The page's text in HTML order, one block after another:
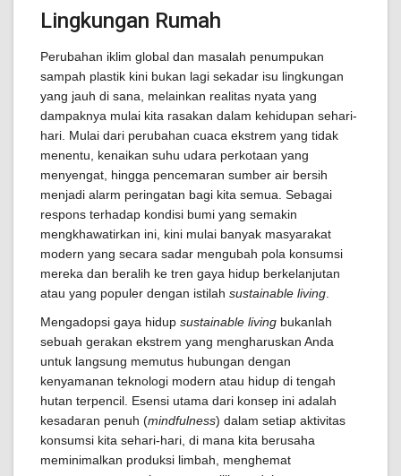
Lingkungan Rumah
Perubahan iklim global dan masalah penumpukan
sampah plastik kini bukan lagi sekadar isu lingkungan
yang jauh di sana, melainkan realitas nyata yang
dampaknya mulai kita rasakan dalam kehidupan sehari-
hari. Mulai dari perubahan cuaca ekstrem yang tidak
menentu, kenaikan suhu udara perkotaan yang
menyengat, hingga pencemaran sumber air bersih
menjadi alarm peringatan bagi kita semua. Sebagai
respons terhadap kondisi bumi yang semakin
mengkhawatirkan ini, kini mulai banyak masyarakat
modern yang secara sadar mengubah pola konsumsi
mereka dan beralih ke tren gaya hidup berkelanjutan
atau yang populer dengan istilah sustainable living
Mengadopsi gaya hidup sustainable living bukanlah
sebuah gerakan ekstrem yang mengharuskan Anda
untuk langsung memutus hubungan dengan
kenyamanan teknologi modern atau hidup di tengah
hutan terpencil. Esensi utama dari konsep ini adalah
kesadaran penuh (mindfulness) dalam setiap aktivitas
konsumsi kita sehari-hari, di mana kita berusaha
meminimalkan produksi limbah, menghemat